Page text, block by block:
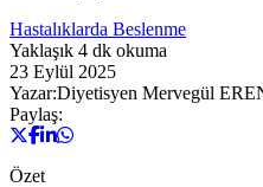
Hastalıklarda Beslenme
Yaklaşık 4 dk okuma
23 Eylül 2025
Yazar:Diyetisyen Mervegül
Paylaş:
Özet